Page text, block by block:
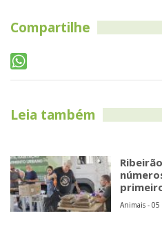
Compartilhe
Leia também
Animais - 05